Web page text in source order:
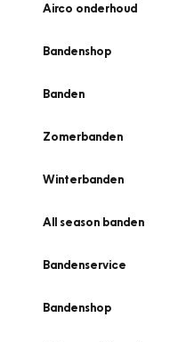
Airco onderhoud
Bandenshop
Banden
Zomerbanden
Winterbanden
All season banden
Bandenservice
Bandenshop